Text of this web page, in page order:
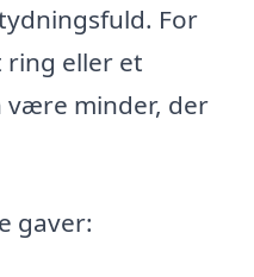
For
ring eller et
være minder, der
gaver: